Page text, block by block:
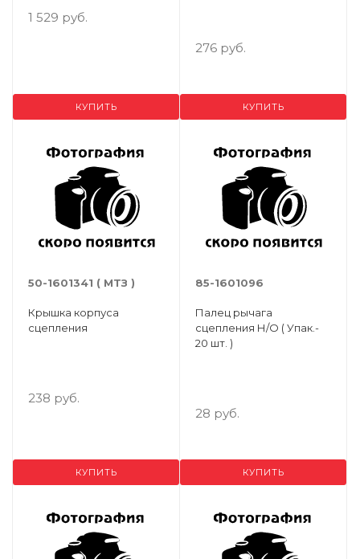
1 529 руб.
КУПИТЬ
276 руб.
КУПИТЬ
50-1601341 ( МТЗ )
Крышка корпуса
сцепления
238 руб.
КУПИТЬ
85-1601096
Палец рычага
сцепления Н/О ( Упак.-
20 шт. )
28 руб.
КУПИТЬ